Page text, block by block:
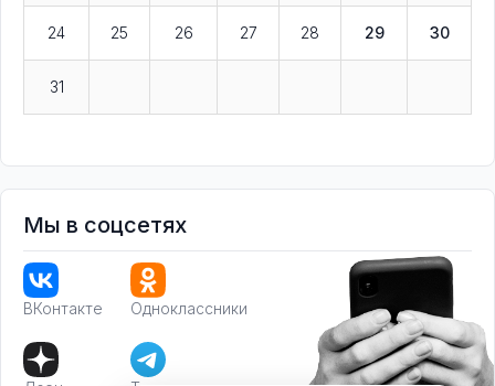
24 25 26 27 28 29 30
31
Мы в соцсетях
ВКонтакте Одноклассники